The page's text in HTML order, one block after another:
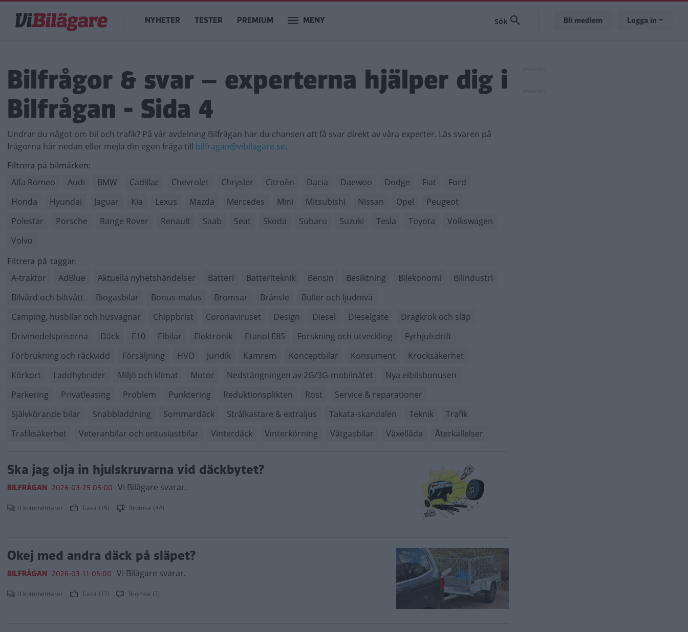
huvudinnehåll
Main
navigation
NYHETER TESTER PREMIUM MENY Bli medlem Logga in
Bilfrågor & svar – experterna hjälper dig i
Bilfrågan - Sida 4
Undrar du något om bil och trafik? På vår avdelning Bilfrågan har du chansen att få svar direkt av våra experter. Läs svaren på
frågorna här nedan eller mejla din egen fråga till bilfragan@vibilagare.se.
Filtrera på bilmärken:
Alfa Romeo Audi BMW Cadillac Chevrolet Chrysler Citroën Dacia Daewoo Dodge Fiat
Ford
Honda
Hyundai Jaguar Kia Lexus Mazda Mercedes Mini Mitsubishi Nissan Opel
Peugeot
Polestar
Porsche Range Rover Renault Saab Seat Skoda Subaru Suzuki Tesla Toyota
Volkswagen
Volvo
Filtrera på taggar:
A-traktor AdBlue Aktuella nyhetshändelser Batteri Batteriteknik Bensin Besiktning Bilekonomi
Bilindustri
Bilvård och biltvätt
Biogasbilar Bonus-malus Bromsar Bränsle
Buller och ljudnivå
Camping, husbilar och husvagnar
Chippbrist Coronaviruset Design Diesel Dieselgate
Dragkrok och släp
Drivmedelspriserna
Däck E10 Elbilar Elektronik Etanol E85 Forskning och utveckling
Fyrhjulsdrift
Förbrukning och räckvidd
Försäljning HVO Juridik Kamrem Konceptbilar Konsument
Krocksäkerhet
Körkort
Laddhybrider Miljö och klimat Motor Nedstängningen av 2G/3G-mobilnätet
Nya elbilsbonusen
Parkering
Privatleasing Problem Punktering Reduktionsplikten Rost
Service & reparationer
Självkörande bilar
Snabbladdning Sommardäck Strålkastare & extraljus Takata-skandalen Teknik
Trafik
Trafiksäkerhet
Veteranbilar och entusiastbilar Vinterdäck Vinterkörning Vätgasbilar Växellåda Återkallelser
Ska jag olja in hjulskruvarna vid däckbytet?
BILFRÅGAN 2026-03-25 05:00 Vi Bilägare svarar.
0 kommentarer Gasa (19) Bromsa (44)
Okej med andra däck på släpet?
BILFRÅGAN 2026-03-11 05:00 Vi Bilägare svarar.
0 kommentarer Gasa (17) Bromsa (7)